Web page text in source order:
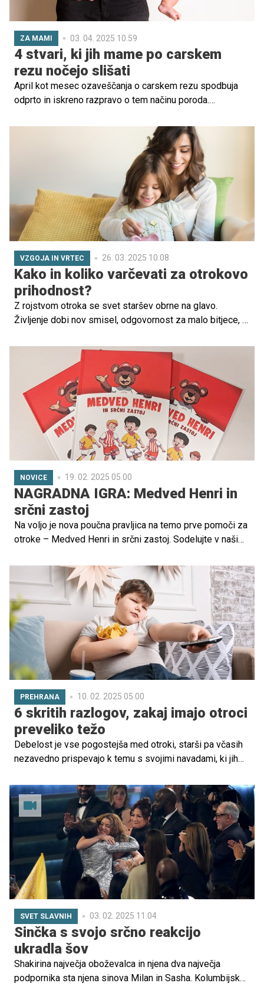
ZA MAMI 03. 04. 2025 10.59
4 stvari, ki jih mame po carskem
rezu nočejo slišati
April kot mesec ozaveščanja o carskem rezu spodbuja
odprto in iskreno razpravo o tem načinu poroda.
vseh možnostih in da se odločijo za tisto, kar je najboljše
VZGOJA IN VRTEC 26. 03. 2025 10.08
Kako in koliko varčevati za otrokovo
prihodnost?
Z rojstvom otroka se svet staršev obrne na glavo.
Življenje dobi nov smisel, odgovornost za malo bitjece, ki
premišljeno načrtovanje prihodnosti. Tudi finančne. Ker z
odraščanjem otrok ne rastejo le skrbi, kot pravi znan
pregovor, temveč tudi stroški. Varčevanje je zato
praktično nujno, še bolje je, če lahko varčevana sredstva
ob tem še plemenitite. Kako? Preverite v nadaljevanju!
NOVICE 19. 02. 2025 05.00
NAGRADNA IGRA: Medved Henri in
srčni zastoj
Na voljo je nova poučna pravljica na temo prve pomoči za
otroke – Medved Henri in srčni zastoj. Sodelujte v naši
pomočjo katere boste otroku približali znanje iz prve
pomoči.
PREHRANA 10. 02. 2025 05.00
6 skritih razlogov, zakaj imajo otroci
preveliko težo
Debelost je vse pogostejša med otroki, starši pa včasih
nezavedno prispevajo k temu s svojimi navadami, ki jih
nekaj razlogov, ki lahko prispevajo k debelosti pri otrocih.
SVET SLAVNIH 03. 02. 2025 11.04
Sinčka s svojo srčno reakcijo
ukradla šov
Shakirina največja oboževalca in njena dva največja
podpornika sta njena sinova Milan in Sasha. Kolumbijska